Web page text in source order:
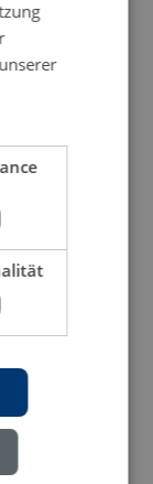
of
Dovbischuk